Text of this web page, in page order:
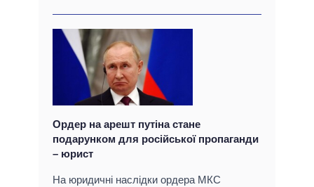
Ордер на арешт путіна стане
подарунком для російської пропаганди
– юрист
На юридичні наслідки ордера МКС